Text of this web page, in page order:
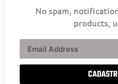
No spam,
products,